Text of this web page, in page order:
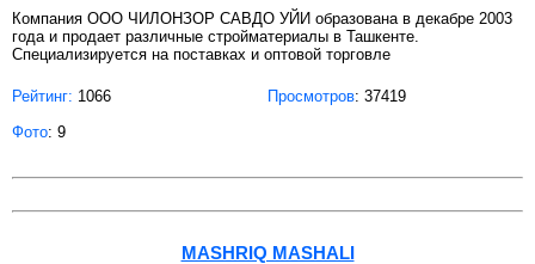
Компания ООО ЧИЛОНЗОР САВДО УЙИ образована в декабре 2003
года и продает различные стройматериалы в Ташкенте.
Специализируется на поставках и оптовой торговле
Рейтинг: 1066 Просмотров: 37419
Фото: 9
MASHRIQ MASHALI